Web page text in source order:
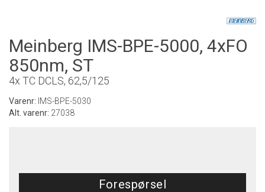
Meinberg IMS-BPE-5000, 4xFO
850nm, ST
4x TC DCLS, 62,5/125
Varenr: IMS-BPE-5030
Alt. varenr: 27038
Forespørsel